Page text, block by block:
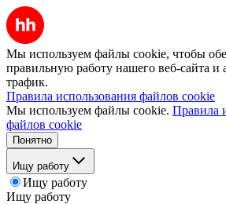
Мы используем файлы cookie, чтобы
правильную работу нашего веб-сайта и
трафик.
Правила использования файлов cookie
Мы используем файлы cookie. Правила
файлов cookie
Понятно
Ищу работу
Ищу работу
Ищу работу